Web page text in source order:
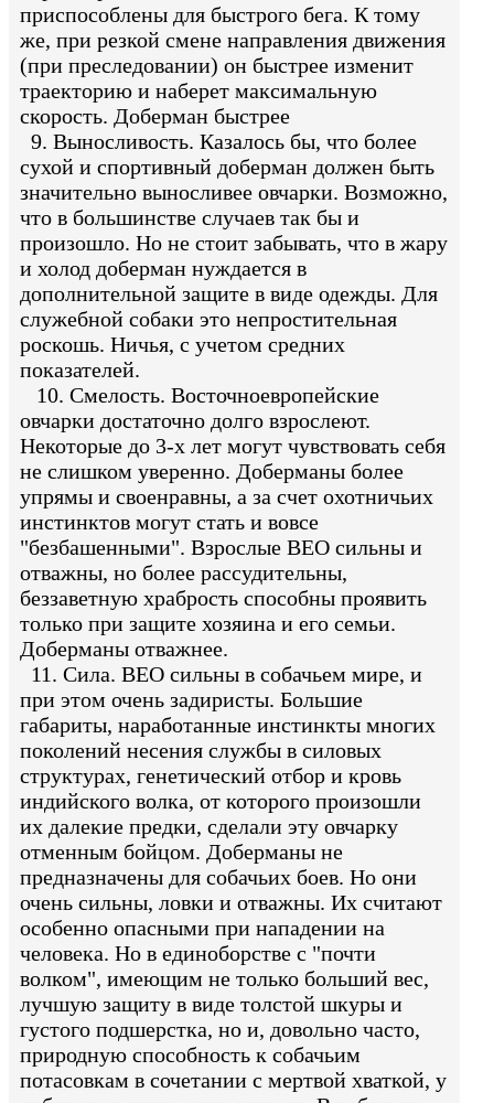
приспособлены для быстрого бега. К тому
же, при резкой смене направления движения
(при преследовании) он быстрее изменит
траекторию и наберет максимальную
скорость. Доберман быстрее
9. Выносливость. Казалось бы, что более
сухой и спортивный доберман должен быть
значительно выносливее овчарки. Возможно,
что в большинстве случаев так бы и
произошло. Но не стоит забывать, что в жару
и холод доберман нуждается в
дополнительной защите в виде одежды. Для
служебной собаки это непростительная
роскошь. Ничья, с учетом средних
показателей.
10. Смелость. Восточноевропейские
овчарки достаточно долго взрослеют.
Некоторые до 3-х лет могут чувствовать себя
не слишком уверенно. Доберманы более
упрямы и своенравны, а за счет охотничьих
инстинктов могут стать и вовсе
"безбашенными". Взрослые ВЕО сильны и
отважны, но более рассудительны,
беззаветную храбрость способны проявить
только при защите хозяина и его семьи.
Доберманы отважнее.
11. Сила. ВЕО сильны в собачьем мире, и
при этом очень задиристы. Большие
габариты, наработанные инстинкты многих
поколений несения службы в силовых
структурах, генетический отбор и кровь
индийского волка, от которого произошли
их далекие предки, сделали эту овчарку
отменным бойцом. Доберманы не
предназначены для собачьих боев. Но они
очень сильны, ловки и отважны. Их считают
особенно опасными при нападении на
человека. Но в единоборстве с "почти
волком", имеющим не только больший вес,
лучшую защиту в виде толстой шкуры и
густого подшерстка, но и, довольно часто,
природную способность к собачьим
потасовкам в сочетании с мертвой хваткой, у